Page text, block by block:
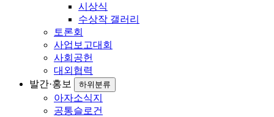
시상식
수상작 갤러리
토론회
사업보고대회
사회공헌
대외협력
발간·홍보
하위분류
아자소식지
공통슬로건